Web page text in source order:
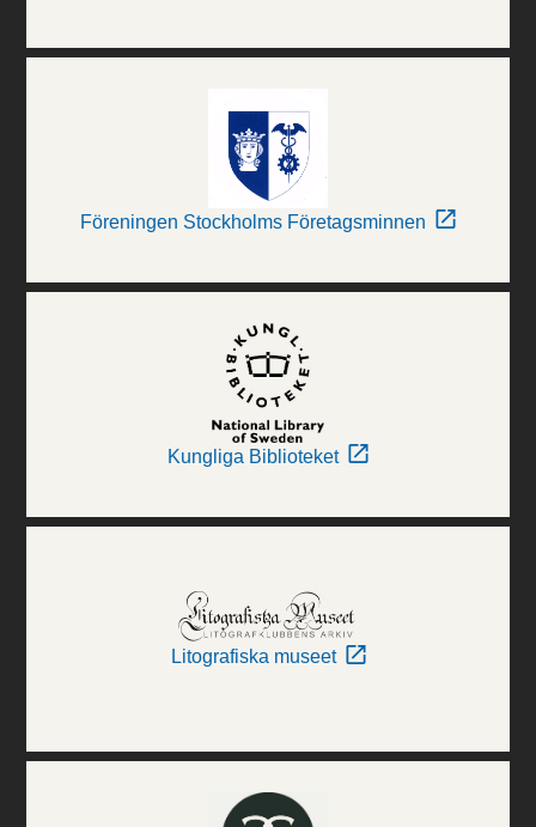
Föreningen Stockholms Företagsminnen
Kungliga Biblioteket
Litografiska museet